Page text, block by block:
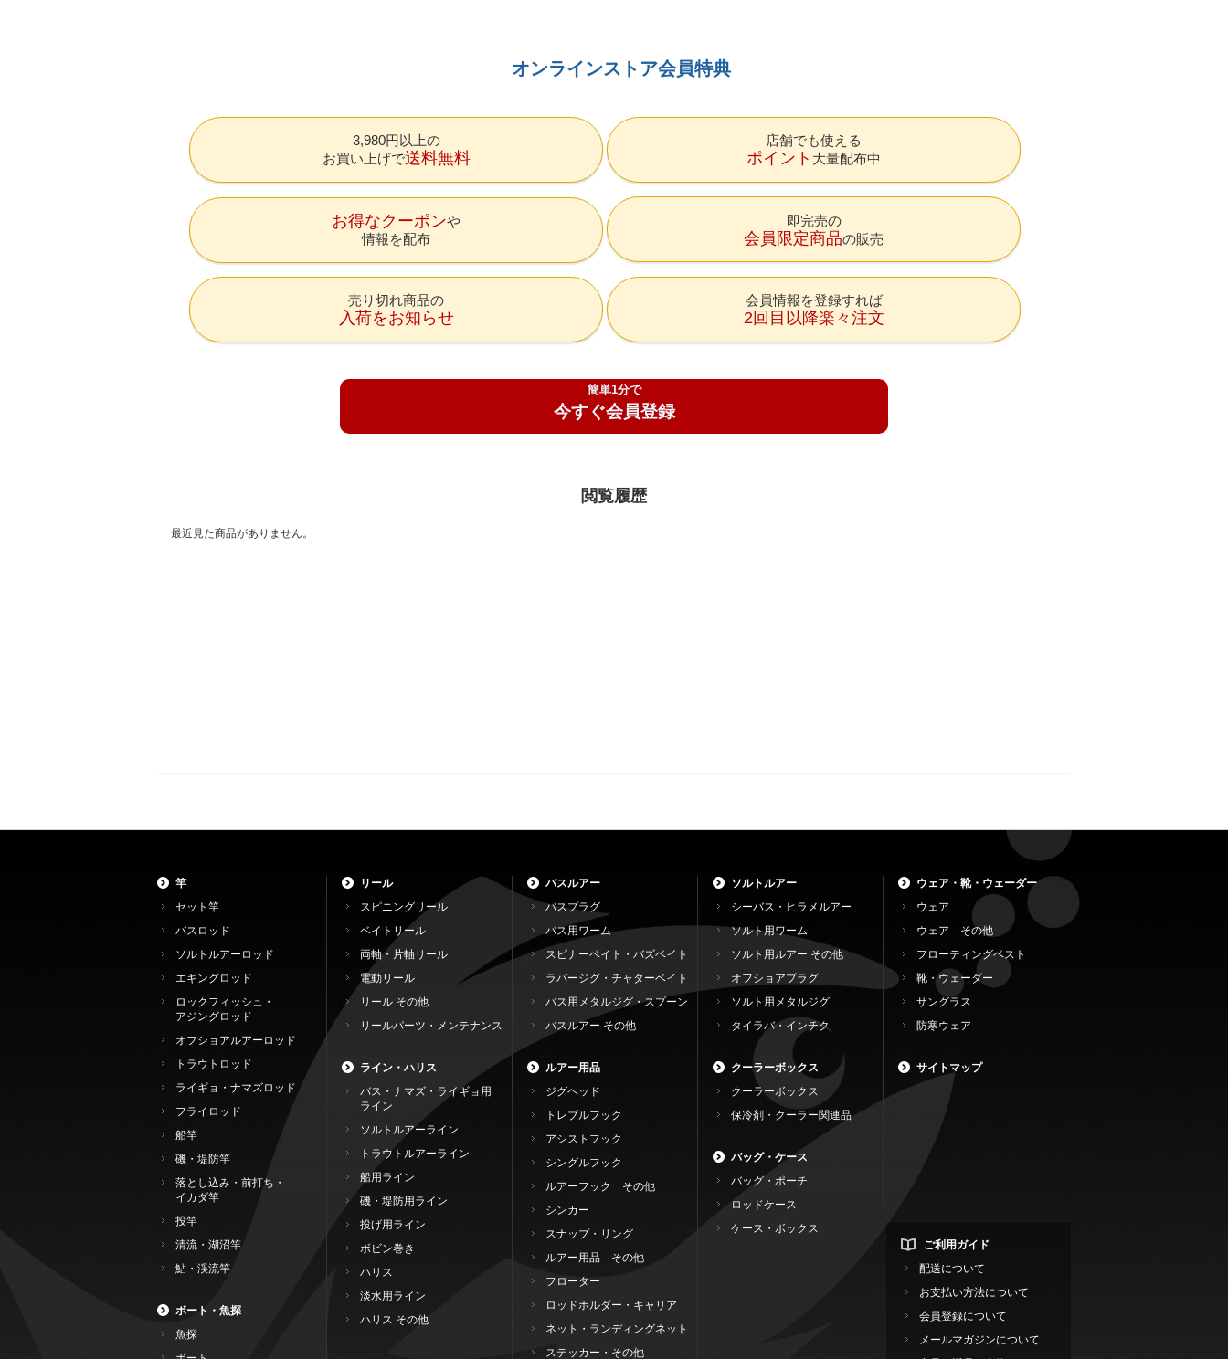
オンラインストア会員特典
3,980円以上の
お買い上げで送料無料
店舗でも使える
ポイント 大量配布中
お得なクーポン
情報を配布
即完売の
会員限定商品の販売
売り切れ商品の
入荷をお知らせ
会員情報を登録すれば
2回目以降楽々注文
簡単1分で
今すぐ会員登録
閲覧履歴
最近見た商品がありません。
竿
セット竿
バスロッド
ソルトルアーロッド
エギングロッド
ロックフィッシュ・
アジングロッド
オフショアルアーロッド
トラウトロッド
ライギョ・ナマズロッド
フライロッド
船竿
磯・堤防竿
落とし込み・前打ち・
イカダ竿
投竿
清流・湖沼竿
鮎・渓流竿
ボート・魚探
魚探
リール
スピニングリール
ベイトリール
両軸・片軸リール
電動リール
リール その他
リールパーツ・メンテナンス
ライン・ハリス
バス・ナマズ・ライギョ用
ライン
ソルトルアーライン
トラウトルアーライン
船用ライン
磯・堤防用ライン
投げ用ライン
ボビン巻き
ハリス
淡水用ライン
ハリス その他
バスルアー
バスプラグ
バス用ワーム
スピナーベイト・バズベイト
ラバージグ・チャターベイト
バス用メタルジグ・スプーン
バスルアー その他
ルアー用品
ジグヘッド
トレブルフック
アシストフック
シングルフック
ルアーフック その他
シンカー
スナップ・リング
ルアー用品 その他
フローター
ロッドホルダー・キャリア
ネット・ランディングネット
ステッカー・その他
ソルトルアー
シーバス・ヒラメルアー
ソルト用ワーム
ソルト用ルアー その他
オフショアプラグ
ソルト用メタルジグ
タイラバ・インチク
クーラーボックス
クーラーボックス
保冷剤・クーラー関連品
バッグ・ケース
バッグ・ポーチ
ロッドケース
ケース・ボックス
ウェア・靴・ウェーダー
ウェア
ウェア その他
フローティングベスト
靴・ウェーダー
サングラス
防寒ウェア
サイトマップ
ご利用ガイド
配送について
お支払い方法について
会員登録について
メールマガジンについて